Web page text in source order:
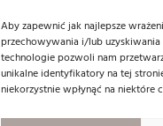
Aby zapewnić jak najlepsze
przechowywania i/lub
technologie pozwoli nam
unikalne identyfikatory na tej
niekorzystnie wpłynąć na niektóre